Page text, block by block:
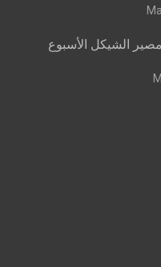
الشيكل الأسبوع